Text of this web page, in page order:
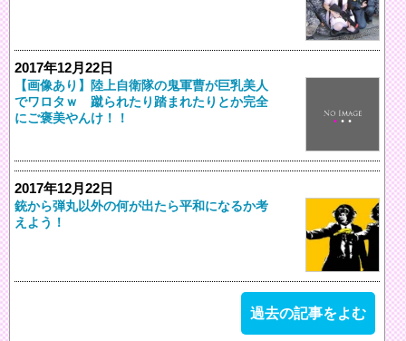
2017年12月22日
【画像あり】陸上自衛隊の鬼軍曹が巨乳美人
でワロタｗ 蹴られたり踏まれたりとか完全
にご褒美やんけ！！
2017年12月22日
銃から弾丸以外の何が出たら平和になるか考
えよう！
過去の記事をよむ